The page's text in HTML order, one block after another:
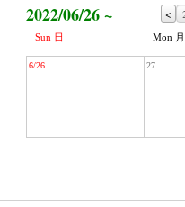
2022/06/26 ~ <
Sun 日 Mon 月
6/26 27